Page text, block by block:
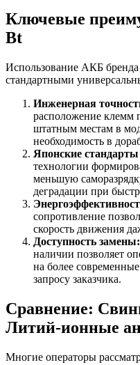
Ключевые
Bt
Использование АКБ
стандартными
Инженерная
расположение клемм
штатным местам в
необходимость в
Японские стандарты
технологии
меньшую
деградации при
сопротивление
скорость движения
Доступность замены:
наличии позволяет
на более
запросу заказчика.
Сравнение:
Литий-ионные
Многие операторы